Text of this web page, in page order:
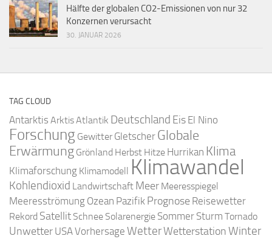
Hälfte der globalen CO2-Emissionen von nur 32
Konzernen verursacht
30. JANUAR 2026
TAG CLOUD
Antarktis ArktisAtlantik Deutschland Eis El Nino
Forschung Gewitter Gletscher Globale
Erwärmung Grönland Herbst Hitze Hurrikan Klima
Klimaforschung Klimamodell Klimawandel
Kohlendioxid Landwirtschaft Meer Meeresspiegel
Meeresströmung Ozean Pazifik Prognose Reisewetter
Rekord Satellit Schnee Solarenergie Sommer Sturm Tornado
Unwetter USAVorhersage WetterWetterstationWinter